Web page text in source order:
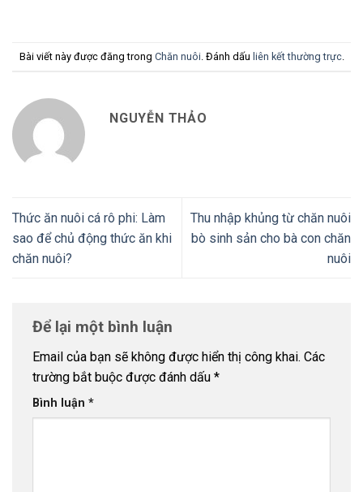
Bài viết này được đăng trong Chăn nuôi . Đánh dấu liên kết thường trực.
NGUYỄN THẢO
Thức ăn nuôi cá rô phi: Làm
sao để chủ động thức ăn khi
chăn nuôi?
Thu nhập khủng từ chăn nuôi
bò sinh sản cho bà con chăn
nuôi
Để lại một bình luận
Email của bạn sẽ không được hiển thị công khai. Các
trường bắt buộc được đánh dấu *
Bình luận *